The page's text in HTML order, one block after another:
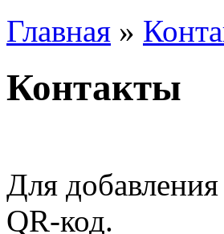
Главная »
Контакты
Для
QR-код.